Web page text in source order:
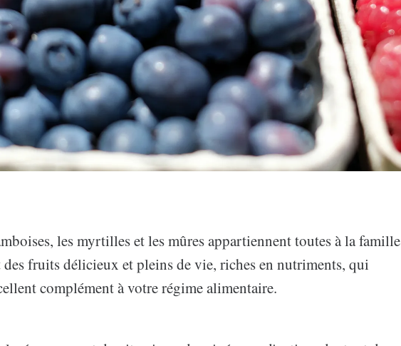
les myrtilles et les mûres appartiennent toutes à la famille
des fruits délicieux et pleins de vie, riches en nutriments, qui
complément à votre régime alimentaire.